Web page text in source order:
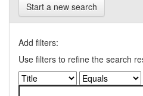
Start a new search
Add filters:
Use filters to refine the search